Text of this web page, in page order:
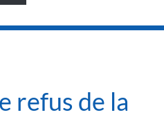
refus de la